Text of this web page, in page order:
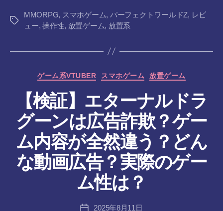
タ
MMORPG, スマホゲーム, パーフェクトワールドZ, レビ
ュー, 操作性, 放置ゲーム, 放置系
カ
ゴ
リ
ー
ゲーム系VTUBER スマホゲーム 放置ゲーム
【検証】エターナルドラ
グーンは広告詐欺？ゲー
ム内容が全然違う？どん
な動画広告？実際のゲー
ム性は？
投
作
成
者
a
投
2025年8月11日